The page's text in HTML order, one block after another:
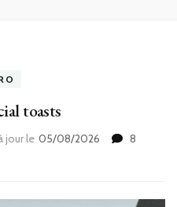
toasts
jour le 05/08/2026
8